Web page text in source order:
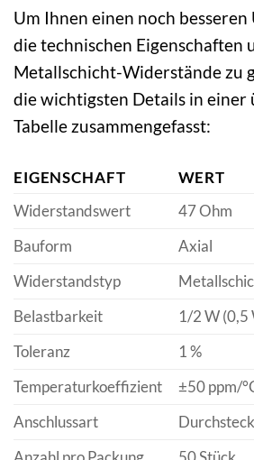
Um Ihnen einen noch
die technischen Eigenschaften
Metallschicht-Widerstände zu
die wichtigsten Details in einer
Tabelle zusammengefasst:
EIGENSCHAFT
WERT
Widerstandswert
47 Ohm
Bauform
Axial
Widerstandstyp
Belastbarkeit
1/2 W (0,5
Toleranz
1 %
Temperaturkoeffizient
±50 ppm/
Anschlussart